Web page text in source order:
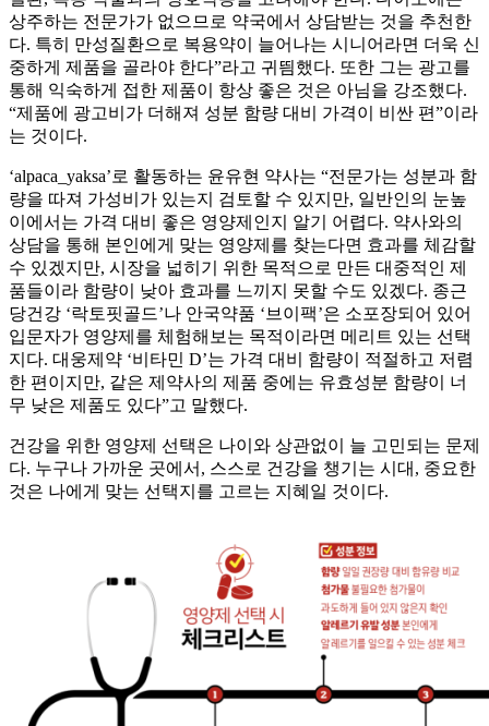
상주하는 전문가가 없으므로 약국에서 상담받는 것을 추천한
다. 특히 만성질환으로 복용약이 늘어나는 시니어라면 더욱 신
중하게 제품을 골라야 한다”라고 귀띔했다. 또한 그는 광고를
통해 익숙하게 접한 제품이 항상 좋은 것은 아님을 강조했다.
“제품에 광고비가 더해져 성분 함량 대비 가격이 비싼 편”이라
는 것이다.
‘alpaca_yaksa’로 활동하는 윤유현 약사는 “전문가는 성분과 함
량을 따져 가성비가 있는지 검토할 수 있지만, 일반인의 눈높
이에서는 가격 대비 좋은 영양제인지 알기 어렵다. 약사와의
상담을 통해 본인에게 맞는 영양제를 찾는다면 효과를 체감할
수 있겠지만, 시장을 넓히기 위한 목적으로 만든 대중적인 제
품들이라 함량이 낮아 효과를 느끼지 못할 수도 있겠다. 종근
당건강 ‘락토핏골드’나 안국약품 ‘브이팩’은 소포장되어 있어
입문자가 영양제를 체험해보는 목적이라면 메리트 있는 선택
지다. 대웅제약 ‘비타민 D’는 가격 대비 함량이 적절하고 저렴
한 편이지만, 같은 제약사의 제품 중에는 유효성분 함량이 너
무 낮은 제품도 있다”고 말했다.
건강을 위한 영양제 선택은 나이와 상관없이 늘 고민되는 문제
다. 누구나 가까운 곳에서, 스스로 건강을 챙기는 시대, 중요한
것은 나에게 맞는 선택지를 고르는 지혜일 것이다.